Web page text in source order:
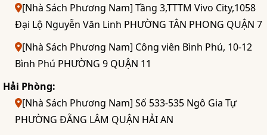
[Nhà Sách Phương Nam] Tầng 3,TTTM Vivo City,1058
Đại Lộ Nguyễn Văn Linh PHƯỜNG TÂN PHONG QUẬN 7
[Nhà Sách Phương Nam] Công viên Bình Phú, 10-12
Bình Phú PHƯỜNG 9 QUẬN 11
Hải Phòng:
[Nhà Sách Phương Nam] Số 533-535 Ngô Gia Tự
PHƯỜNG ĐẰNG LÂM QUẬN HẢI AN